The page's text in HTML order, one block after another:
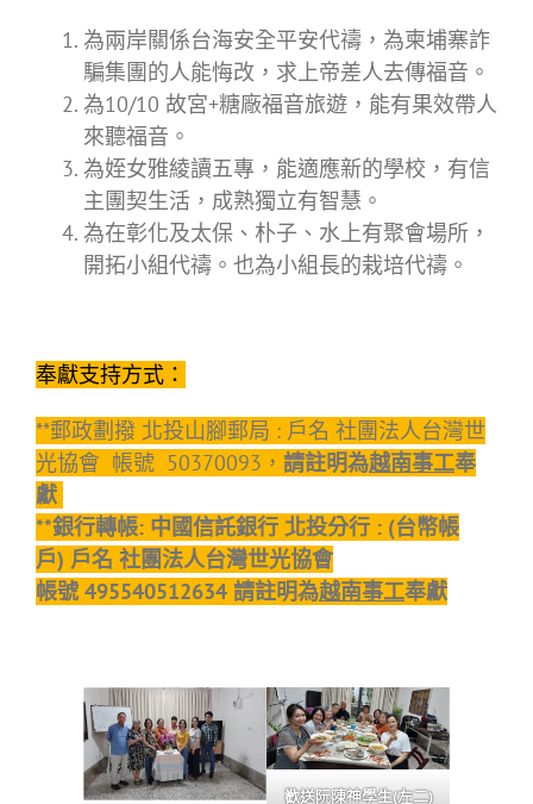
為兩岸關係台海安全平安代禱，為柬埔寨詐
騙集團的人能悔改，求上帝差人去傳福音。
為10/10 故宮+糖廠福音旅遊，能有果效帶人
來聽福音。
為姪女雅綾讀五專，能適應新的學校，有信
主團契生活，成熟獨立有智慧。
為在彰化及太保、朴子、水上有聚會場所，
開拓小組代禱。也為小組長的栽培代禱。
奉獻支持方式：
**郵政劃撥 北投山腳郵局 : 戶名 社團法人台灣世
光協會 帳號 50370093， 請註明為越南事工奉
獻
**銀行轉帳: 中國信託銀行 北投分行 : (台幣帳
戶) 戶名 社團法人台灣世光協會
帳號 495540512634 請註明為越南事工奉獻
歡送阮陳神學生(左二)